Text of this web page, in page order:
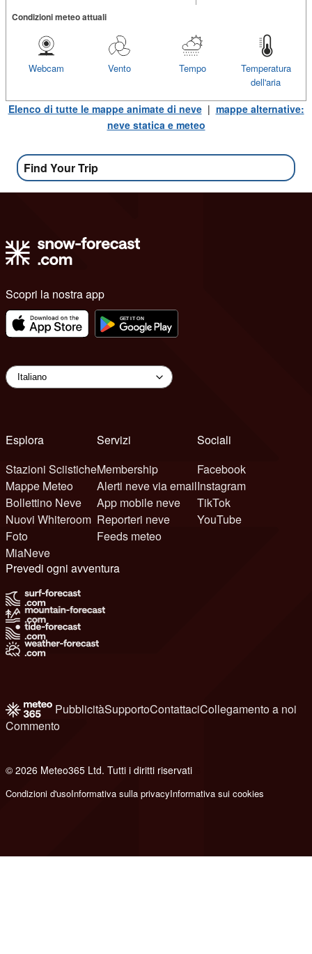
Condizioni meteo attuali
Temperatura
dell'aria
Tempo
Vento
Webcam
Elenco di tutte le mappe animate di neve| mappe alternative:
neve statica e meteo
Find Your Trip
Scopri la nostra app
Esplora
Stazioni Sciistiche
Mappe Meteo
Bollettino Neve
Nuovi Whiteroom
Foto
MiaNeve
Servizi
Membership
Alerti neve via email
App mobile neve
Reporteri neve
Feeds meteo
Sociali
Facebook
Instagram
TikTok
YouTube
Prevedi ogni avventura
PubblicitàSupportoContattaciCollegamento a noi
Commento
© 2026 Meteo365 Ltd. Tutti i diritti riservati
Condizioni d'usoInformativa sulla privacyInformativa sui cookies